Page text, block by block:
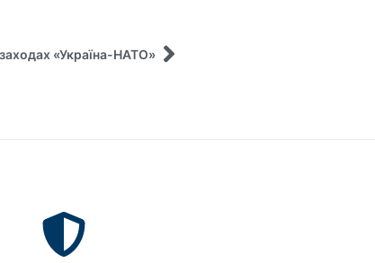
«Україна-НАТО»